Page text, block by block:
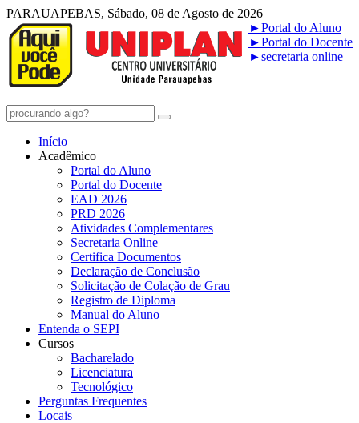
PARAUAPEBAS, Sábado, 08 de Agosto de 2026
►Portal do Aluno
►Portal do Docente
►secretaria online
Início
Acadêmico
Portal do Aluno
Portal do Docente
EAD 2026
PRD 2026
Atividades Complementares
Secretaria Online
Certifica Documentos
Declaração de Conclusão
Solicitação de Colação de Grau
Registro de Diploma
Manual do Aluno
Entenda o SEPI
Cursos
Bacharelado
Licenciatura
Tecnológico
Perguntas Frequentes
Locais